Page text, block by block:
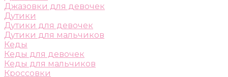
Джазовки для девочек
Дутики
Дутики для девочек
Дутики для мальчиков
Кеды
Кеды для девочек
Кеды для мальчиков
Кроссовки